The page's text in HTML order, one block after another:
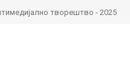
творештво - 2025